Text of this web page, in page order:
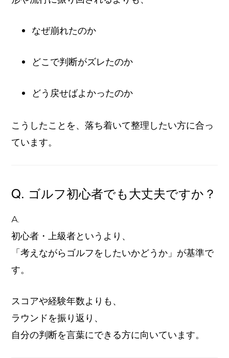
なぜ崩れたのか
どこで判断がズレたのか
どう戻せばよかったのか
こうしたことを、落ち着いて整理したい方に合っ
ています。
Q. ゴルフ初心者でも大丈夫ですか？
A.
初心者・上級者というより、
「考えながらゴルフをしたいかどうか」が基準で
す。
スコアや経験年数よりも、
ラウンドを振り返り、
自分の判断を言葉にできる方に向いています。